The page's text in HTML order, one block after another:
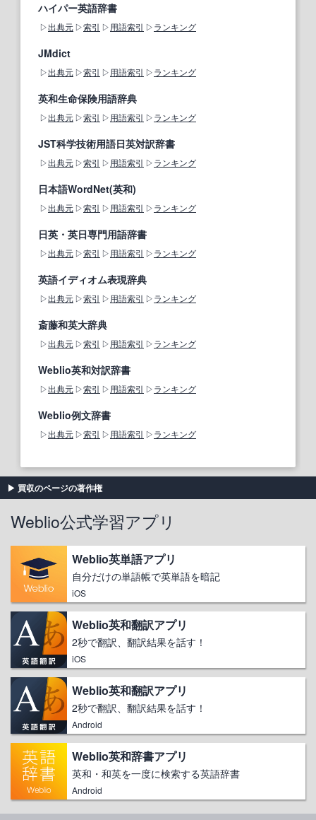
ハイパー英語辞書
出典元 索引 用語索引 ランキング
JMdict
出典元 索引 用語索引 ランキング
英和生命保険用語辞典
出典元 索引 用語索引 ランキング
JST科学技術用語日英対訳辞書
出典元 索引 用語索引 ランキング
日本語WordNet(英和)
出典元 索引 用語索引 ランキング
日英・英日専門用語辞書
出典元 索引 用語索引 ランキング
英語イディオム表現辞典
出典元 索引 用語索引 ランキング
斎藤和英大辞典
出典元 索引 用語索引 ランキング
Weblio英和対訳辞書
出典元 索引 用語索引 ランキング
Weblio例文辞書
出典元 索引 用語索引 ランキング
買収のページの著作権
Weblio公式学習アプリ
Weblio英単語アプリ
自分だけの単語帳で英単語を暗記
iOS
Weblio英和翻訳アプリ
2秒で翻訳、翻訳結果を話す！
iOS
Weblio英和翻訳アプリ
2秒で翻訳、翻訳結果を話す！
Android
Weblio英和辞書アプリ
英和・和英を一度に検索する英語辞書
Android